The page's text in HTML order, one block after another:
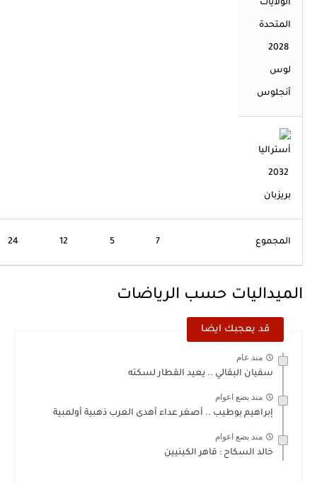
2028
لوس
أنجلوس
2032
بريزبان
المجموع 7
5
12
24
الميداليات حسب الرياضات
قد يعجبك ايضا
منذ عام
سفيان البقالي .. يعيد القطار لسكته
منذ بضع اعوام
إبراهيم بوطيب .. أصغر عداء أهدى العرب ذهبية أولمبية
منذ بضع اعوام
خالد السكاح : قاهر الكينيين